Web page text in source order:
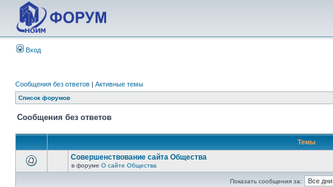
Вход
Сообщения без ответов | Активные темы
Список форумов
Сообщения без ответов
Темы
Совершенствование сайта Общества
в форуме О сайте Общества
Показать сообщения за: